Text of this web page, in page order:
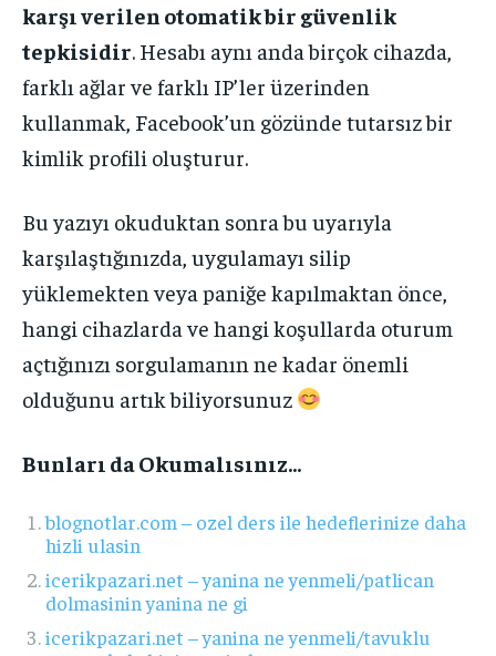
karşı verilen otomatik bir güvenlik
tepkisidir. Hesabı aynı anda birçok cihazda,
farklı ağlar ve farklı IP’ler üzerinden
kullanmak, Facebook’un gözünde tutarsız bir
kimlik profili oluşturur.
Bu yazıyı okuduktan sonra bu uyarıyla
karşılaştığınızda, uygulamayı silip
yüklemekten veya paniğe kapılmaktan önce,
hangi cihazlarda ve hangi koşullarda oturum
açtığınızı sorgulamanın ne kadar önemli
olduğunu artık biliyorsunuz
Bunları da Okumalısınız…
blognotlar.com – ozel ders ile hedeflerinize daha
hizli ulasin
icerikpazari.net – yanina ne yenmeli/patlican
dolmasinin yanina ne gi
icerikpazari.net – yanina ne yenmeli/tavuklu